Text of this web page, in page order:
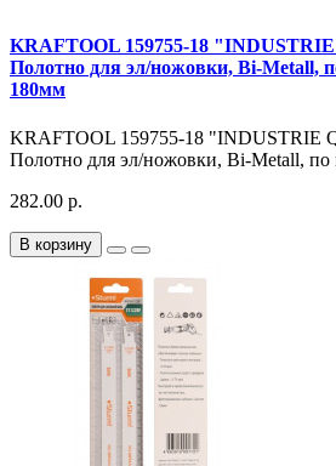
KRAFTOOL 159755-18
Полотно для эл/ножовки, Bi-Metall,
180мм
KRAFTOOL 159755-18 "INDUSTRIE
Полотно для эл/ножовки, Bi-Metall, по
282.00 р.
В корзину